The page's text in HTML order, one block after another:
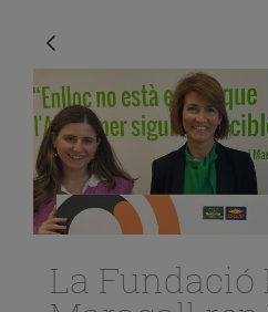
La Fundació